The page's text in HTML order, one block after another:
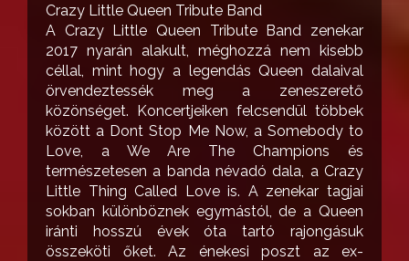
Crazy Little Queen Tribute Band
A Crazy Little Queen Tribute Band zenekar
2017 nyarán alakult, méghozzá nem kisebb
céllal, mint hogy a legendás Queen dalaival
örvendeztessék meg a zeneszerető
közönséget. Koncertjeiken felcsendül többek
között a Dont Stop Me Now, a Somebody to
Love, a We Are The Champions és
természetesen a banda névadó dala, a Crazy
Little Thing Called Love is. A zenekar tagjai
sokban különböznek egymástól, de a Queen
iránti hosszú évek óta tartó rajongásuk
összeköti őket. Az énekesi poszt az ex-